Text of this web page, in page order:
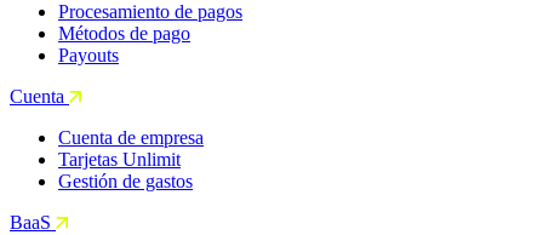
Procesamiento de pagos
Métodos de pago
Payouts
Cuenta
Cuenta de empresa
Tarjetas Unlimit
Gestión de gastos
BaaS